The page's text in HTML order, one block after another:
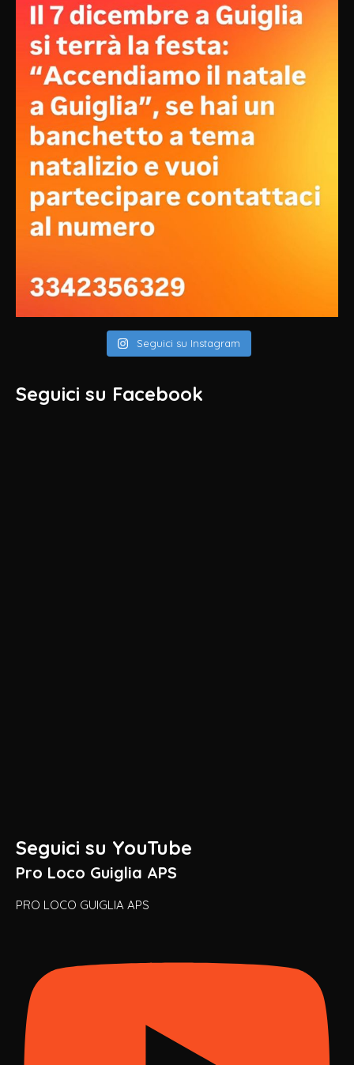
Seguici su Instagram
Seguici su Facebook
Seguici su YouTube
Pro Loco Guiglia APS
PRO LOCO GUIGLIA APS